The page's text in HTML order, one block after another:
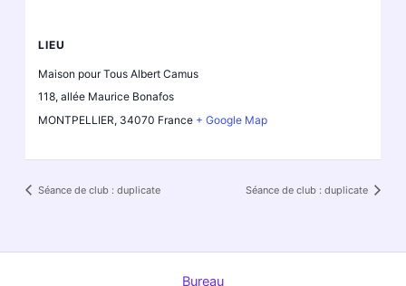
LIEU
Maison pour Tous Albert Camus
118, allée Maurice Bonafos
MONTPELLIER, 34070 France + Google Map
Séance de club : duplicate Séance de club : duplicate
Bureau